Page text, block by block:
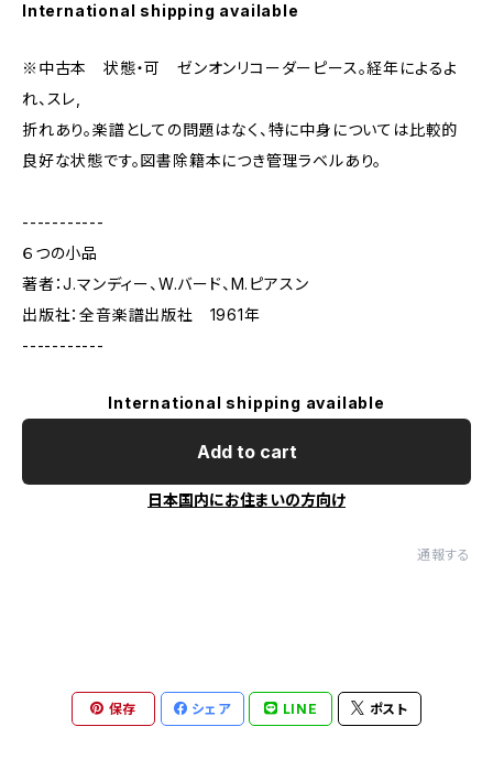
International shipping available
※中古本 状態・可 ゼンオンリコーダーピース。経年によるよ
れ、スレ,
折れあり。楽譜としての問題はなく、特に中身については比較的
良好な状態です。図書除籍本につき管理ラベルあり。
-----------
６つの小品
著者：J.マンディー、W.バード、M.ピアスン
出版社：全音楽譜出版社 1961年
-----------
International shipping available
Add to cart
日本国内にお住まいの方向け
通報する
保存 シェア LINE ポスト